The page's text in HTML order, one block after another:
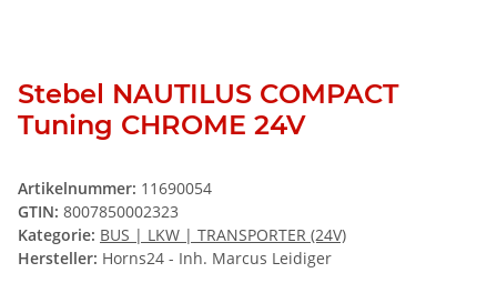
Stebel NAUTILUS COMPACT
Tuning CHROME 24V
Artikelnummer: 11690054
GTIN: 8007850002323
Kategorie: BUS | LKW | TRANSPORTER (24V)
Hersteller: Horns24 - Inh. Marcus Leidiger